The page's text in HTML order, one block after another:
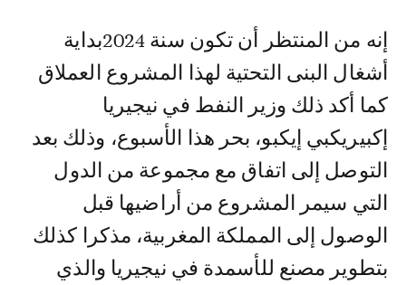
إنه من المنتظر أن تكون سنة 2024بداية
أشغال البنى التحتية لهذا المشروع العملاق
كما أكد ذلك وزير النفط في نيجيريا
إكبيريكبي إيكبو، بحر هذا الأسبوع، وذلك بعد
التوصل إلى اتفاق مع مجموعة من الدول
التي سيمر المشروع من أراضيها قبل
الوصول إلى المملكة المغربية، مذكرا كذلك
بتطوير مصنع للأسمدة في نيجيريا والذي